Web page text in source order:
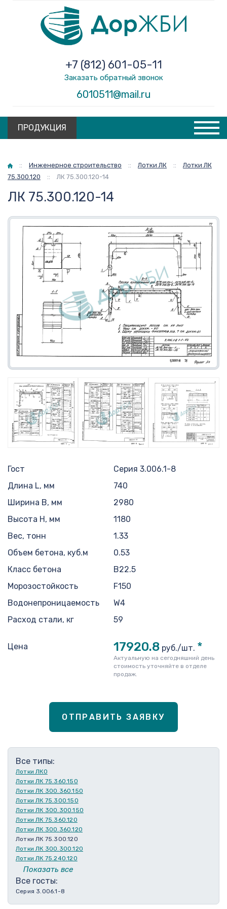
6010511@mail.ru
+7 (812) 601-05-11
Заказать обратный звонок
ПРОДУКЦИЯ
Главная
:: Инженерное строительство :: Лотки ЛК ::
Лотки ЛК
75.300.120
:: ЛК 75.300.120-14
ЛК 75.300.120-14
Гост
Серия 3.006.1-8
Длина L, мм
740
Ширина B, мм
2980
Высота H, мм
1180
Вес, тонн
1.33
Объем бетона, куб.м
0.53
Класс бетона
В22.5
Морозостойкость
F150
Водонепроницаемость
W4
Расход стали, кг
59
Цена 17920.8 руб./шт. *
Актуальную на сегодняшний день
стоимость уточняйте в отделе
продаж.
ОТПРАВИТЬ ЗАЯВКУ
Все типы:
Лотки ЛКО
Лотки ЛК 75.360.150
Лотки ЛК 300.360.150
Лотки ЛК 75.300.150
Лотки ЛК 300.300.150
Лотки ЛК 75.360.120
Лотки ЛК 300.360.120
Лотки ЛК 75.300.120
Лотки ЛК 300.300.120
Лотки ЛК 75.240.120
Лотки ЛК 300.240.120
Лотки ЛК 75.210.120
Лотки ЛК 300.180.120
Показать все
Все госты:
Серия 3.006.1-8